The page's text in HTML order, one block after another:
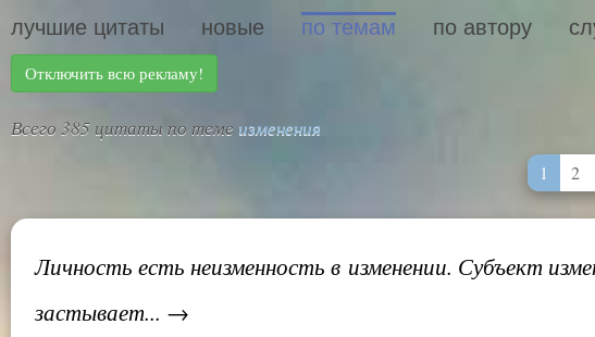
лучшие цитаты новые по темам по автору
Отключить всю рекламу!
Всего 385 цитаты по теме изменения
1 2
Личность есть неизменность в изменении. Субъект
застывает... →